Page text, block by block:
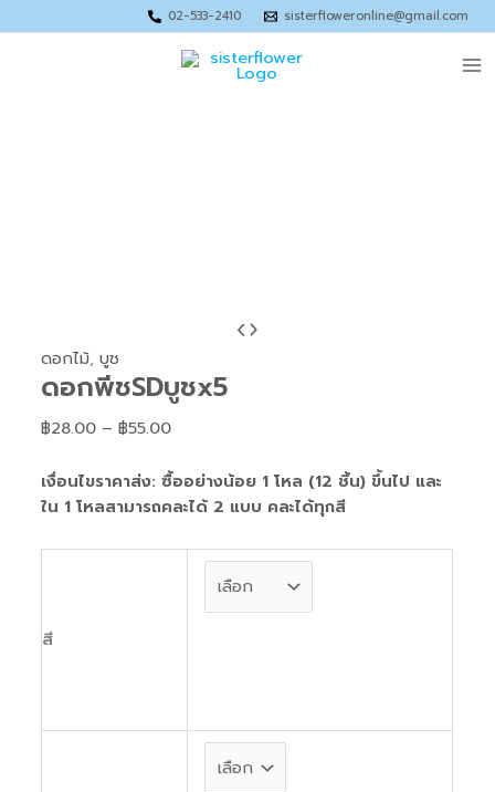
to
02-533-2410 sisterfloweronline@gmail.com
ดอกไม้,บูช
ดอกพีชSDบูชx5
฿28.00 – ฿55.00
฿28.00
through
฿55.00
เงื่อนไขราคาส่ง: ซื้ออย่างน้อย 1 โหล (12 ชิ้น) ขึ้นไป และ
ใน 1 โหลสามารถคละได้ 2 แบบ คละได้ทุกสี
สี
ดอก
พีชSDบูชx5
Price
range:
฿80.00
through
Price
range:
฿40.00
through
Price
range:
฿128.00
through
Price
range:
฿63.00
through